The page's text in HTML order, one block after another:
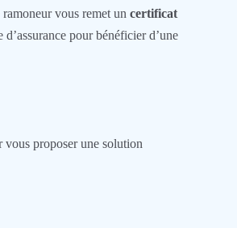
vous remet un certificat
pour bénéficier d’une
vous proposer une solution